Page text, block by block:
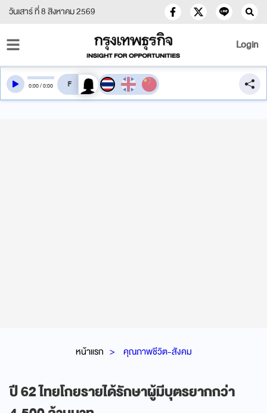
วันเสาร์ ที่ 8 สิงหาคม 2569
Login
หน้าแรก คุณภาพชีวิต-สังคม
ปี 62 ไทยโกยรายได้รักษาผู้มีบุตรยากกว่า
0:00/0:00 สลับเสียงอ่าน